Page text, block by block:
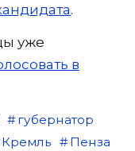
.
уже
в
губернатор
Кремль
Пенза